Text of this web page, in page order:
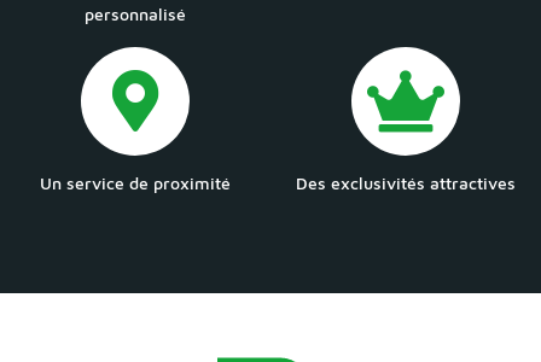
personnalisé
Un service de proximité Des exclusivités attractives